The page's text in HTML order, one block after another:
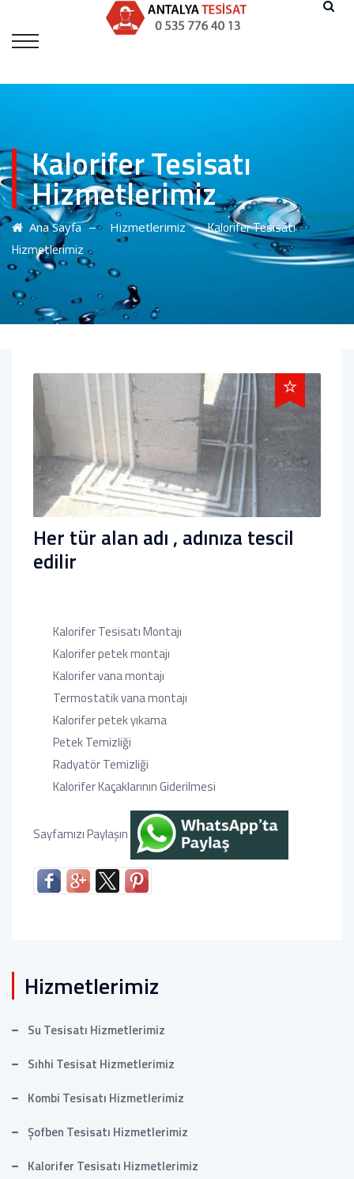
Kalorifer Tesisatı
Hizmetlerimiz
Ana Sayfa– Hizmetlerimiz–Kalorifer Tesisatı
Hizmetlerimiz
Her tür alan adı , adınıza tescil
edilir
Kalorifer Tesisatı Montajı
Kalorifer petek montajı
Kalorifer vana montajı
Termostatik vana montajı
Kalorifer petek yıkama
Petek Temizliği
Radyatör Temizliği
Kalorifer Kaçaklarının Giderilmesi
Sayfamızı Paylaşın
Hizmetlerimiz
Su Tesisatı Hizmetlerimiz
Sıhhi Tesisat Hizmetlerimiz
Kombi Tesisatı Hizmetlerimiz
Şofben Tesisatı Hizmetlerimiz
Kalorifer Tesisatı Hizmetlerimiz